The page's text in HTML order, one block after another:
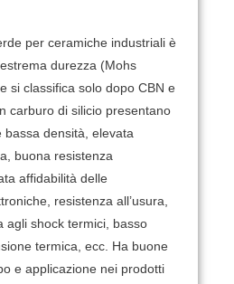
per ceramiche industriali è
durezza (Mohs
si classifica solo dopo CBN e
carburo di silicio presentano
bassa densità, elevata
buona resistenza
affidabilità delle
resistenza all’usura,
agli shock termici, basso
termica, ecc. Ha buone
e applicazione nei prodotti